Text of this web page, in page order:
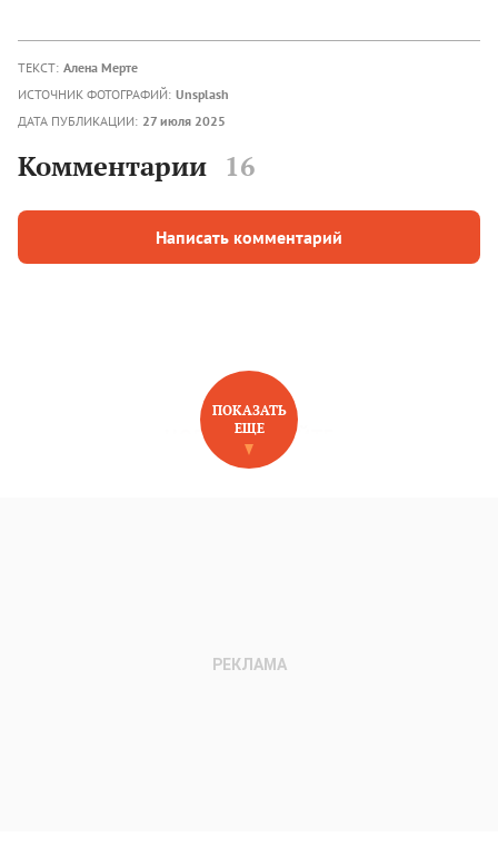
ТЕКСТ: Алена Мерте
ИСТОЧНИК ФОТОГРАФИЙ: Unsplash
ДАТА ПУБЛИКАЦИИ: 27 июля 2025
Комментарии 16
Написать комментарий
НОВОЕ НА САЙТЕ
ПОКАЗАТЬ
ЕЩЕ